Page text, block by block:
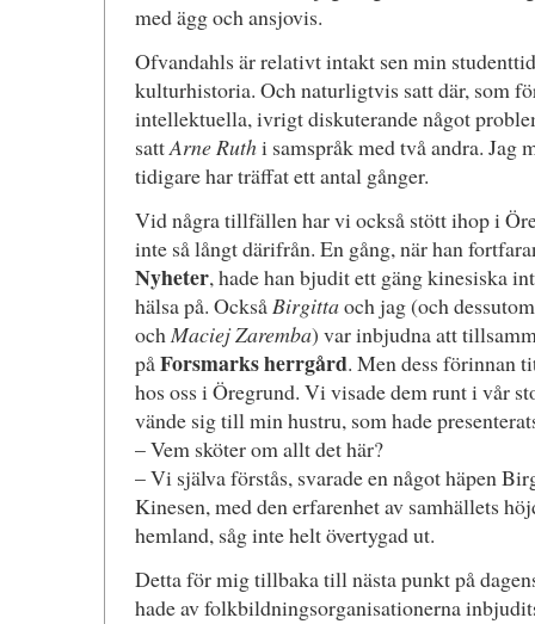
med ägg och ansjovis.
Ofvandahls är relativt intakt sen min
kulturhistoria. Och naturligtvis satt där, som
intellektuella, ivrigt diskuterande något
sattArne Ruthi samspråk med två andra. Jag
tidigare har träffat ett antal gånger.
Vid några tillfällen har vi också stött ihop i
inte så långt därifrån. En gång, när han
Nyheter, hade han bjudit ett gäng kinesiska
hälsa på. OcksåBirgittaoch jag (och
ochMaciej Zaremba) var inbjudna att
påForsmarks herrgård. Men dess förinnan
hos oss i Öregrund. Vi visade dem runt i vår
vände sig till min hustru, som hade
– Vem sköter om allt det här?
– Vi själva förstås, svarade en något häpen
Kinesen, med den erfarenhet av samhällets
hemland, såg inte helt övertygad ut.
Detta för mig tillbaka till nästa punkt på
hade av folkbildningsorganisationerna